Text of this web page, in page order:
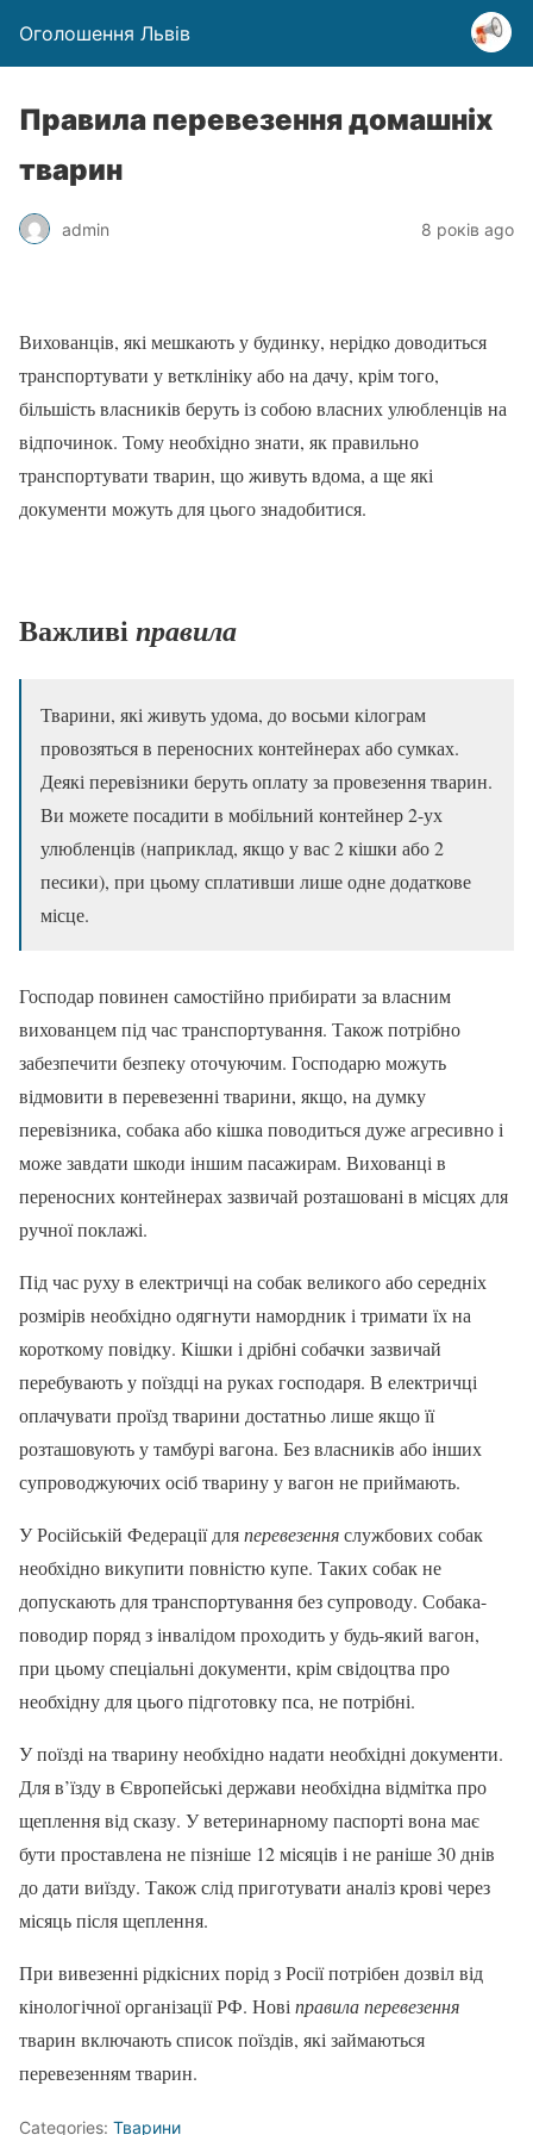
Оголошення Львів
Правила перевезення домашніх
тварин
admin 8 років ago
Вихованців, які мешкають у будинку, нерідко доводиться
транспортувати у ветклініку або на дачу, крім того,
більшість власників беруть із собою власних улюбленців на
відпочинок. Тому необхідно знати, як правильно
транспортувати тварин, що живуть вдома, а ще які
документи можуть для цього знадобитися.
Важливіправила
Тварини, які живуть удома, до восьми кілограм
провозяться в переносних контейнерах або сумках.
Деякі перевізники беруть оплату за провезення тварин.
Ви можете посадити в мобільний контейнер 2-ух
улюбленців (наприклад, якщо у вас 2 кішки або 2
песики), при цьому сплативши лише одне додаткове
місце.
Господар повинен самостійно прибирати за власним
вихованцем під час транспортування. Також потрібно
забезпечити безпеку оточуючим. Господарю можуть
відмовити в перевезенні тварини, якщо, на думку
перевізника, собака або кішка поводиться дуже агресивно і
може завдати шкоди іншим пасажирам. Вихованці в
переносних контейнерах зазвичай розташовані в місцях для
ручної поклажі.
Під час руху в електричці на собак великого або середніх
розмірів необхідно одягнути намордник і тримати їх на
короткому повідку. Кішки і дрібні собачки зазвичай
перебувають у поїздці на руках господаря. В електричці
оплачувати проїзд тварини достатньо лише якщо її
розташовують у тамбурі вагона. Без власників або інших
супроводжуючих осіб тварину у вагон не приймають.
У Російській Федерації дляперевезенняслужбових собак
необхідно викупити повністю купе. Таких собак не
допускають для транспортування без супроводу. Собака-
поводир поряд з інвалідом проходить у будь-який вагон,
при цьому спеціальні документи, крім свідоцтва про
необхідну для цього підготовку пса, не потрібні.
У поїзді на тварину необхідно надати необхідні документи.
Для в’їзду в Європейські держави необхідна відмітка про
щеплення від сказу. У ветеринарному паспорті вона має
бути проставлена не пізніше 12 місяців і не раніше 30 днів
до дати виїзду. Також слід приготувати аналіз крові через
місяць після щеплення.
При вивезенні рідкісних порід з Росії потрібен дозвіл від
кінологічної організації РФ. Нові правила перевезення
тварин включають список поїздів, які займаються
перевезенням тварин.
Categories: Тварини